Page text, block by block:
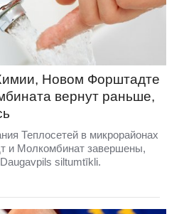
Новом Форштадте
вернут раньше,
Теплосетей в микрорайонах
и Молкомбинат завершены,
siltumtīkli.